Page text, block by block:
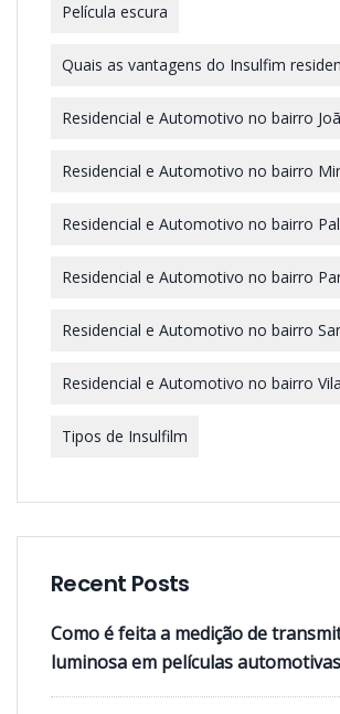
Película escura
Quais as vantagens do Insulfim
Residencial e Automotivo no bairro
Residencial e Automotivo no bairro
Residencial e Automotivo no bairro
Residencial e Automotivo no bairro
Residencial e Automotivo no bairro
Residencial e Automotivo no bairro
Tipos de Insulfilm
Recent Posts
Como é feita a medição de
luminosa em películas